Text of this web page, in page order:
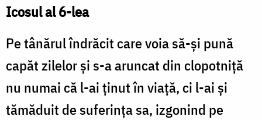
Icosul al 6-lea
Pe tânărul îndrăcit care voia să-şi pună
capăt zilelor şi s-a aruncat din clopotniţă
nu numai că l-ai ţinut în viaţă, ci l-ai şi
tămăduit de suferinţa sa, izgonind pe